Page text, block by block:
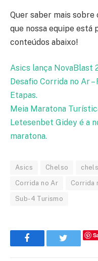
Quer saber mais sobre
que nossa equipe está
conteúdos abaixo!
Asics lança NovaBlast
Desafio Corrida no Ar
Etapas.
Meia Maratona
Letesenbet Gidey é a
maratona.
Asics Chelso
Corrida no Ar Corrida
Sub-4 Turismo
Facebook Twitter